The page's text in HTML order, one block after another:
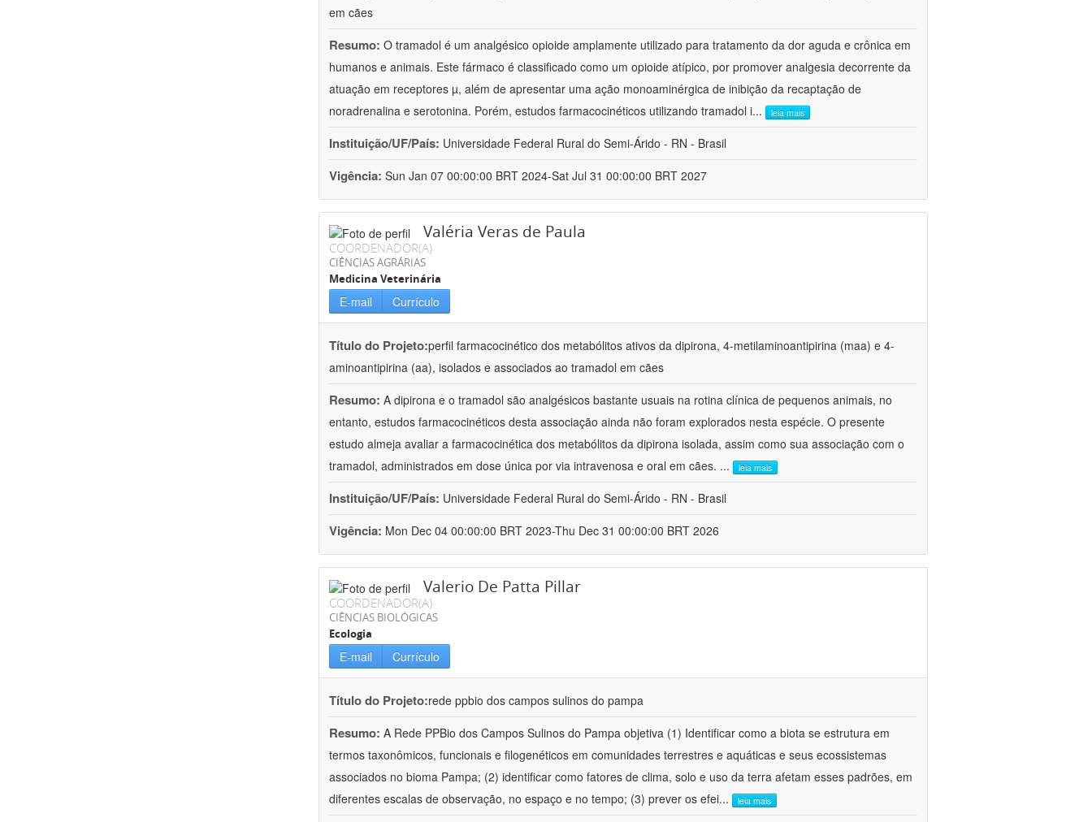
em cães
Resumo: O tramadol é um analgésico opioide amplamente utilizado para tratamento da dor aguda e crônica em
humanos e animais. Este fármaco é classificado como um opioide atípico, por promover analgesia decorrente da
atuação em receptores µ, além de apresentar uma ação monoaminérgica de inibição da recaptação de
noradrenalina e serotonina. Porém, estudos farmacocinéticos utilizando tramadol i... leia mais
Instituição/UF/País: Universidade Federal Rural do Semi-Árido - RN - Brasil
Vigência: Sun Jan 07 00:00:00 BRT 2024-Sat Jul 31 00:00:00 BRT 2027
Valéria Veras de Paula
COORDENADOR(A)
CIÊNCIAS AGRÁRIAS
Medicina Veterinária
E-mail Currículo
Título do Projeto:perfil farmacocinético dos metabólitos ativos da dipirona, 4-metilaminoantipirina (maa) e 4-
aminoantipirina (aa), isolados e associados ao tramadol em cães
Resumo: A dipirona e o tramadol são analgésicos bastante usuais na rotina clínica de pequenos animais, no
entanto, estudos farmacocinéticos desta associação ainda não foram explorados nesta espécie. O presente
estudo almeja avaliar a farmacocinética dos metabólitos da dipirona isolada, assim como sua associação com o
tramadol, administrados em dose única por via intravenosa e oral em cães. ... leia mais
Instituição/UF/País: Universidade Federal Rural do Semi-Árido - RN - Brasil
Vigência: Mon Dec 04 00:00:00 BRT 2023-Thu Dec 31 00:00:00 BRT 2026
Valerio De Patta Pillar
COORDENADOR(A)
CIÊNCIAS BIOLÓGICAS
Ecologia
E-mail Currículo
Título do Projeto:rede ppbio dos campos sulinos do pampa
Resumo: A Rede PPBio dos Campos Sulinos do Pampa objetiva (1) Identificar como a biota se estrutura em
termos taxonômicos, funcionais e filogenéticos em comunidades terrestres e aquáticas e seus ecossistemas
associados no bioma Pampa; (2) identificar como fatores de clima, solo e uso da terra afetam esses padrões, em
diferentes escalas de observação, no espaço e no tempo; (3) prever os efei... leia mais